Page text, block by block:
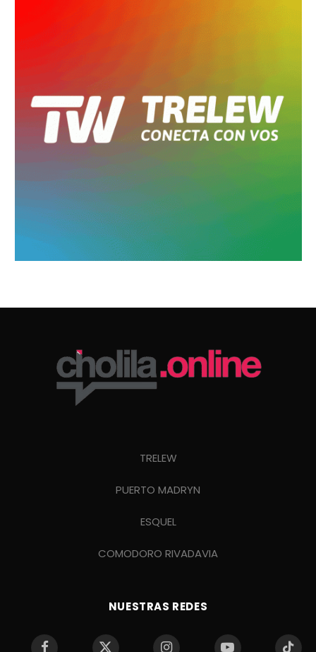
TRELEW
PUERTO MADRYN
ESQUEL
COMODORO RIVADAVIA
NUESTRAS REDES